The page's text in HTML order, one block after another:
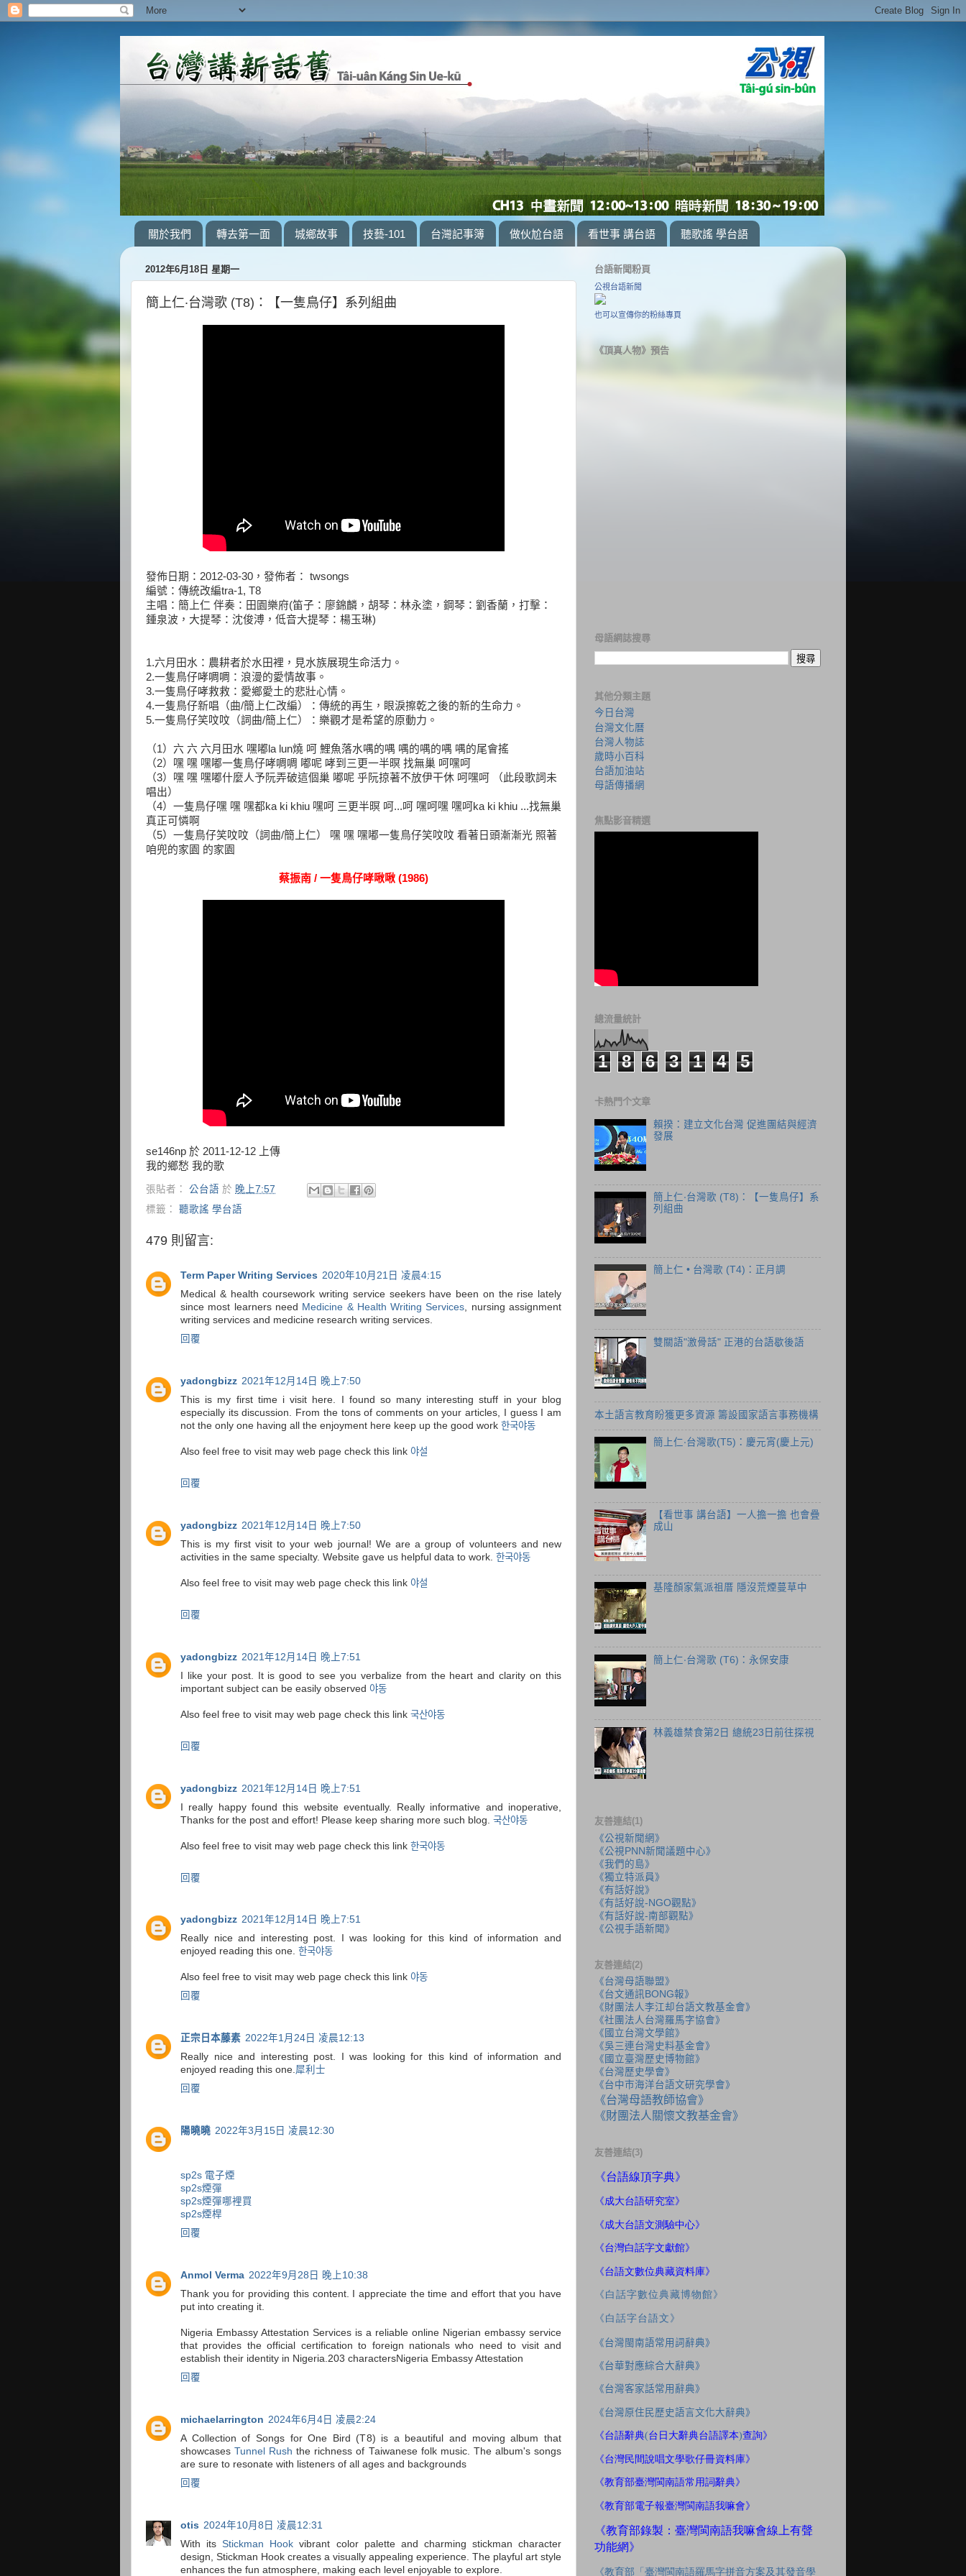
關於我們 轉去第一面 城鄉故事 技藝-101 台灣記事簿 做伙尬台語 看世事 講台語 聽歌謠 學台語
2012年6月18日 星期一
簡上仁‧台灣歌 (T8)：【一隻鳥仔】系列組曲
發佈日期：2012-03-30，發佈者： twsongs
編號：傳統改編tra-1, T8
主唱：簡上仁 伴奏：田園樂府(笛子：廖錦麟，胡琴：林永塗，鋼琴：劉香蘭，打擊：
鍾泉波，大提琴：沈俊溥，低音大提琴：楊玉琳)
1.六月田水：農耕者於水田裡，見水族展現生命活力。
2.一隻鳥仔哮啁啁：浪漫的愛情故事。
3.一隻鳥仔哮救救：愛鄉愛土的悲壯心情。
4.一隻鳥仔新唱（曲/簡上仁改編）：傳統的再生，眼淚擦乾之後的新的生命力。
5.一隻鳥仔笑呅呅（詞曲/簡上仁）：樂觀才是希望的原動力。
（1）六 六 六月田水 嘿嘟la lun燒 呵 鯉魚落水喁的喁 喁的喁的喁 喁的尾會搖
（2）嘿 嘿 嘿嘟一隻鳥仔哮啁啁 嘟呢 哮到三更一半暝 找無巢 呵嘿呵
（3）嘿 嘿 嘿嘟什麼人予阮弄破這個巢 嘟呢 乎阮掠著不放伊干休 呵嘿呵 （此段歌詞未
唱出）
（4）一隻鳥仔嘿 嘿 嘿都ka ki khiu 嘿呵 三更半暝 呵...呵 嘿呵嘿 嘿呵ka ki khiu ...找無巢
真正可憐啊
（5）一隻鳥仔笑呅呅（詞曲/簡上仁） 嘿 嘿 嘿嘟一隻鳥仔笑呅呅 看著日頭漸漸光 照著
咱兜的家園 的家園
蔡振南 / 一隻鳥仔哮啾啾 (1986)
se146np 於 2011-12-12 上傳
我的鄉愁 我的歌
張貼者： 公台語 於 晚上7:57
標籤： 聽歌謠 學台語
479 則留言:
Term Paper Writing Services 2020年10月21日 凌晨4:15
Medical & health coursework writing service seekers have been on the rise lately
since most learners need Medicine & Health Writing Services, nursing assignment
writing services and medicine research writing services.
回覆
yadongbizz 2021年12月14日 晚上7:50
This is my first time i visit here. I found so many interesting stuff in your blog
especially its discussion. From the tons of comments on your articles, I guess I am
not the only one having all the enjoyment here keep up the good work 한국야동
Also feel free to visit may web page check this link 야설
回覆
yadongbizz 2021年12月14日 晚上7:50
This is my first visit to your web journal! We are a group of volunteers and new
activities in the same specialty. Website gave us helpful data to work. 한국야동
Also feel free to visit may web page check this link 야설
回覆
yadongbizz 2021年12月14日 晚上7:51
I like your post. It is good to see you verbalize from the heart and clarity on this
important subject can be easily observed 야동
Also feel free to visit may web page check this link 국산야동
回覆
yadongbizz 2021年12月14日 晚上7:51
I really happy found this website eventually. Really informative and inoperative,
Thanks for the post and effort! Please keep sharing more such blog. 국산야동
Also feel free to visit may web page check this link 한국야동
回覆
yadongbizz 2021年12月14日 晚上7:51
Really nice and interesting post. I was looking for this kind of information and
enjoyed reading this one. 한국야동
Also feel free to visit may web page check this link 야동
回覆
正宗日本藤素 2022年1月24日 凌晨12:13
Really nice and interesting post. I was looking for this kind of information and
enjoyed reading this one.犀利士
回覆
陽曉曉 2022年3月15日 凌晨12:30
sp2s 電子煙
sp2s煙彈
sp2s煙彈哪裡買
sp2s煙桿
回覆
Anmol Verma 2022年9月28日 晚上10:38
Thank you for providing this content. I appreciate the time and effort that you have
put into creating it.
Nigeria Embassy Attestation Services is a reliable online Nigerian embassy service
that provides the official certification to foreign nationals who need to visit and
establish their identity in Nigeria.203 charactersNigeria Embassy Attestation
回覆
michaelarrington 2024年6月4日 凌晨2:24
A Collection of Songs for One Bird (T8) is a beautiful and moving album that
showcasesTunnel Rush the richness of Taiwanese folk music. The album's songs
are sure to resonate with listeners of all ages and backgrounds
回覆
otis 2024年10月8日 凌晨12:31
With itsStickman Hook vibrant color palette and charming stickman character
design, Stickman Hook creates a visually appealing experience. The playful art style
enhances the fun atmosphere, making each level enjoyable to explore.
台語新聞粉頁
公視台語新聞
也可以宣傳你的粉絲專頁
《頂真人物》預告
母語網誌搜尋
其他分類主題
今日台灣
台灣文化曆
台灣人物誌
歲時小百科
台語加油站
母語傳播網
焦點影音精選
總流量統計
1 8 6 3 1 4 5
卡熱門个文章
賴揆：建立文化台灣 促進團結與經濟
發展
簡上仁‧台灣歌 (T8)：【一隻鳥仔】系
列組曲
簡上仁 • 台灣歌 (T4)：正月調
雙關語"激骨話" 正港的台語歇後語
本土語言教育盼獲更多資源 籌設國家語言事務機構
簡上仁‧台灣歌(T5)：慶元宵(慶上元)
【看世事 講台語】一人擔一擔 也會疊
成山
基隆顏家氣派祖厝 隱沒荒煙蔓草中
簡上仁‧台灣歌 (T6)：永保安康
林義雄禁食第2日 總統23日前往探視
友善連結(1)
《公視新聞網》
《公視PNN新聞議題中心》
《我們的島》
《獨立特派員》
《有話好說》
《有話好說-NGO觀點》
《有話好說-南部觀點》
《公視手語新聞》
友善連結(2)
《台灣母語聯盟》
《台文通訊BONG報》
《財團法人李江却台語文教基金會》
《社團法人台灣羅馬字協會》
《國立台灣文學館》
《吳三連台灣史料基金會》
《國立臺灣歷史博物館》
《台灣歷史學會》
《台中市海洋台語文研究學會》
《台灣母語教師協會》
《財團法人關懷文教基金會》
友善連結(3)
《台語線頂字典》
《成大台語研究室》
《成大台語文測驗中心》
《台灣白話字文獻館》
《台語文數位典藏資料庫》
《白話字數位典藏博物館》
《白話字台語文》
《台灣閩南語常用詞辭典》
《台華對應綜合大辭典》
《台灣客家話常用辭典》
《台灣原住民歷史語言文化大辭典》
《台語辭典(台日大辭典台語譯本)查詢》
《台灣民間說唱文學歌仔冊資料庫》
《教育部臺灣閩南語常用詞辭典》
《教育部電子報臺灣閩南語我嘛會》
《教育部錄製：臺灣閩南語我嘛會線上有聲
功能網》
《教育部「臺灣閩南語羅馬字拼音方案及其發音學